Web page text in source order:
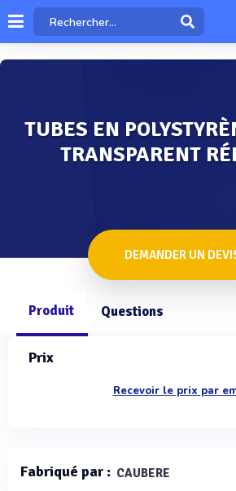
TUBES EN
TRANSPARENT
DEMANDER UN
Produit Questions
Prix
Recevoir le prix par
Fabriqué par : CAUBERE